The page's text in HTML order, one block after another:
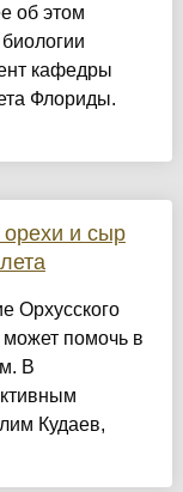
об этом
кафедры
Флориды.
и сыр
Орхусского
может помочь в
В
Кудаев,